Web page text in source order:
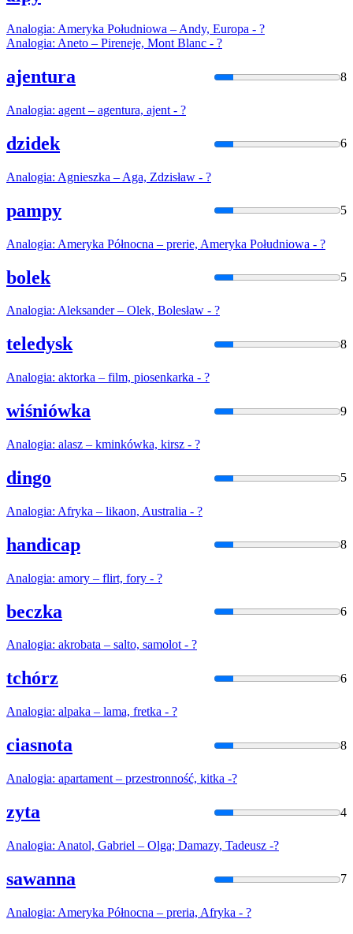
Analogia: Ameryka Południowa – Andy, Europa - ?
Analogia: Aneto – Pireneje, Mont Blanc - ?
ajentura 8
Analogia: agent – agentura, ajent - ?
dzidek 6
Analogia: Agnieszka – Aga, Zdzisław - ?
pampy 5
Analogia: Ameryka Północna – prerie, Ameryka Południowa - ?
bolek 5
Analogia: Aleksander – Olek, Bolesław - ?
teledysk 8
Analogia: aktorka – film, piosenkarka - ?
wiśniówka 9
Analogia: alasz – kminkówka, kirsz - ?
dingo 5
Analogia: Afryka – likaon, Australia - ?
handicap 8
Analogia: amory – flirt, fory - ?
beczka 6
Analogia: akrobata – salto, samolot - ?
tchórz 6
Analogia: alpaka – lama, fretka - ?
ciasnota 8
Analogia: apartament – przestronność, kitka -?
zyta 4
Analogia: Anatol, Gabriel – Olga; Damazy, Tadeusz -?
sawanna 7
Analogia: Ameryka Północna – preria, Afryka - ?